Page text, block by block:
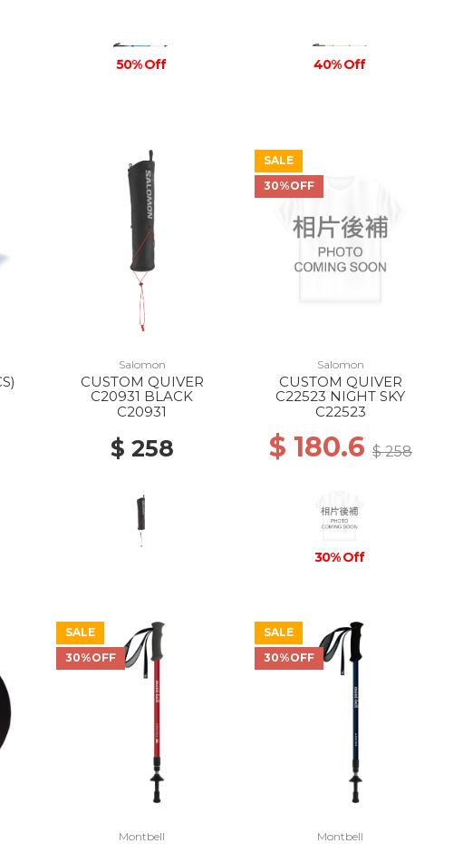
50% Off 40% Off
Salomon
CUSTOM QUIVER
C20931 BLACK
C20931
$ 258
SALE
30%OFF
Salomon
CUSTOM QUIVER
C22523 NIGHT SKY
C22523
$ 180.6 $ 258
30% Off
SALE
30%OFF
Montbell
SALE
30%OFF
Montbell